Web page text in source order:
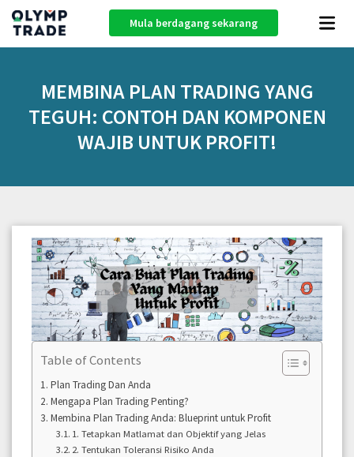
Mula berdagang sekarang
MEMBINA PLAN TRADING YANG
TEGUH: CONTOH DAN KOMPONEN
WAJIB UNTUK PROFIT!
Table of Contents
Plan Trading Dan Anda
Mengapa Plan Trading Penting?
Membina Plan Trading Anda: Blueprint untuk Profit
1. Tetapkan Matlamat dan Objektif yang Jelas
2. Tentukan Toleransi Risiko Anda